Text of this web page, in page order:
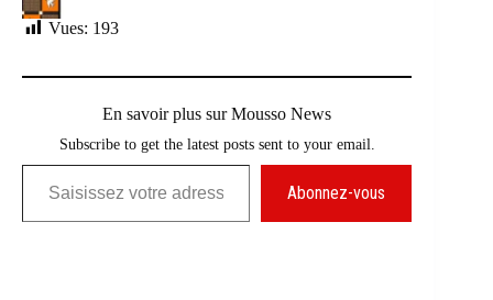
Vues: 193
En savoir plus sur Mousso News
Subscribe to get the latest posts sent to your email.
Saisissez votre adresse e-mail…
Abonnez-vous